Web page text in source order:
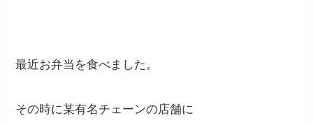
最近お弁当を食べました。
その時に某有名チェーンの店舗に